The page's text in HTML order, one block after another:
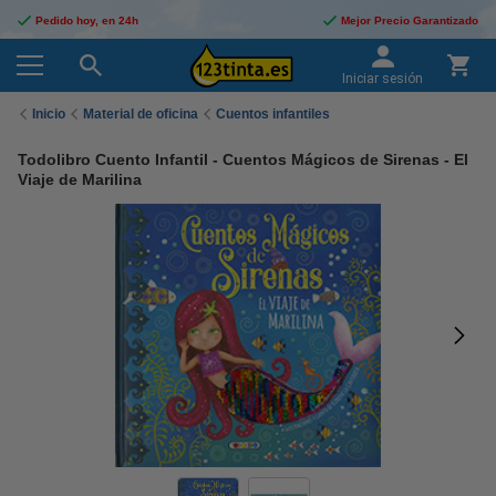
Pedido hoy, en 24h Mejor Precio Garantizado
Iniciar sesión
Inicio Material de oficina Cuentos infantiles
Todolibro Cuento Infantil - Cuentos Mágicos de Sirenas - El
Viaje de Marilina